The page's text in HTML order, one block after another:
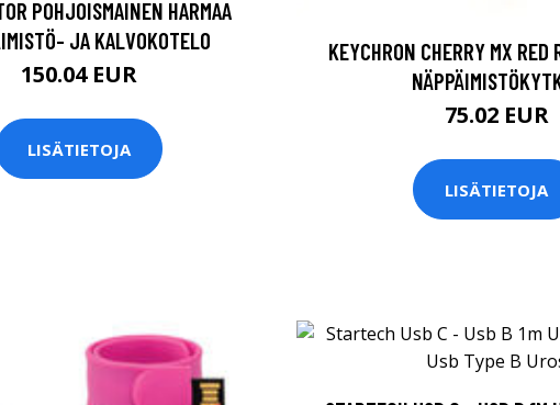
POHJOISMAINEN HARMAA
JA KALVOKOTELO
150.04 EUR
LISÄTIETOJA
KEYCHRON CHERRY MX RED
75.02 EUR
LISÄTIETOJA